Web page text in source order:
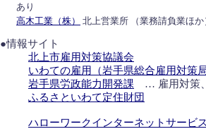
あり
高木工業（株）
北上営業所 （業務請負業ほか
●情報サイト
北上市雇用対策協議会
いわての雇用（岩手県総合雇用対策
岩手県労政能力開発課 … 雇用対策
ふるさといわて定住財団
ハローワークインターネットサービ